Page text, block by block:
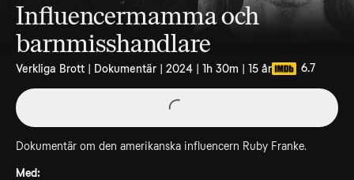
Influencermamma och
barnmisshandlare
Verkliga Brott | Dokumentär | 2024 | 1h 30m | 15 år 6.7
Dokumentär om den amerikanska influencern Ruby Franke.
Med: